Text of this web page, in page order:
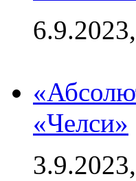
«Челси»